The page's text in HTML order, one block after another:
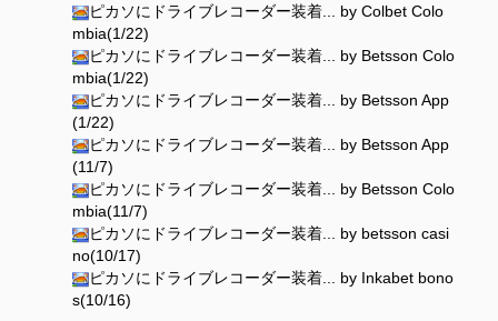
ピカソにドライブレコーダー装着... by Colbet Colo
mbia(1/22)
ピカソにドライブレコーダー装着... by Betsson Colo
mbia(1/22)
ピカソにドライブレコーダー装着... by Betsson App
(1/22)
ピカソにドライブレコーダー装着... by Betsson App
(11/7)
ピカソにドライブレコーダー装着... by Betsson Colo
mbia(11/7)
ピカソにドライブレコーダー装着... by betsson casi
no(10/17)
ピカソにドライブレコーダー装着... by Inkabet bono
s(10/16)